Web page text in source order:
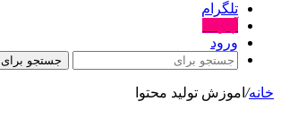
تلگرام
ورود
جستجو برای
خانه/ اموزش تولید محتوا